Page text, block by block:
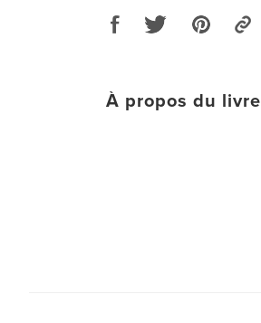
À propos du livre